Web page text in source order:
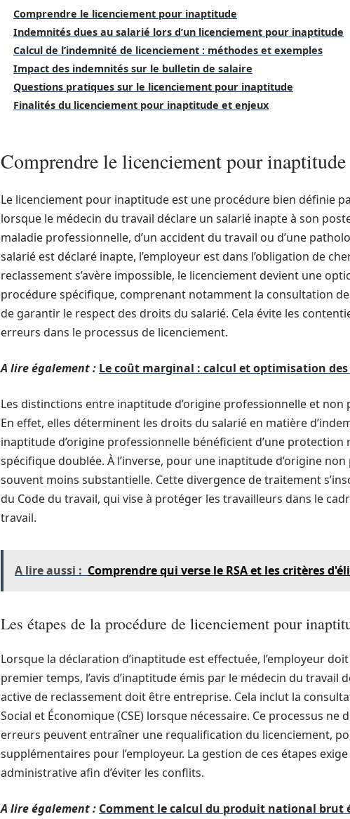
Comprendre le licenciement pour inaptitude
Indemnités dues au salarié lors d’un licenciement pour inaptitude
Calcul de l’indemnité de licenciement : méthodes et exemples
Impact des indemnités sur le bulletin de salaire
Questions pratiques sur le licenciement pour inaptitude
Finalités du licenciement pour inaptitude et enjeux
Comprendre le licenciement pour inaptitude
Le licenciement pour inaptitude est une procédure bien définie
lorsque le médecin du travail déclare un salarié inapte à son
maladie professionnelle, d’un accident du travail ou d’une
salarié est déclaré inapte, l’employeur est dans l’obligation de
reclassement s’avère impossible, le licenciement devient une
procédure spécifique, comprenant notamment la consultation
de garantir le respect des droits du salarié. Cela évite les
erreurs dans le processus de licenciement.
A lire également : Le coût marginal : calcul et optimisation des
Les distinctions entre inaptitude d’origine professionnelle et
En effet, elles déterminent les droits du salarié en matière
inaptitude d’origine professionnelle bénéficient d’une
spécifique doublée. À l’inverse, pour une inaptitude d’origine
souvent moins substantielle. Cette divergence de traitement
du Code du travail, qui vise à protéger les travailleurs dans le
travail.
A lire aussi : Comprendre qui verse le RSA et les critères
Les étapes de la procédure de licenciement pour
Lorsque la déclaration d’inaptitude est effectuée, l’employeur
premier temps, l’avis d’inaptitude émis par le médecin du travail
active de reclassement doit être entreprise. Cela inclut la
Social et Économique (CSE) lorsque nécessaire. Ce processus ne
erreurs peuvent entraîner une requalification du licenciement,
supplémentaires pour l’employeur. La gestion de ces étapes
administrative afin d’éviter les conflits.
A lire également : Comment le calcul du produit national brut